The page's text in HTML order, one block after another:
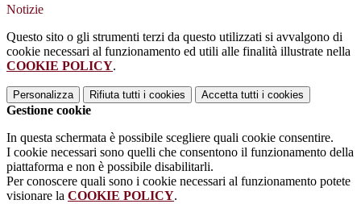
Notizie
Questo sito o gli strumenti terzi da questo utilizzati si avvalgono di
cookie necessari al funzionamento ed utili alle finalità illustrate nella
COOKIE POLICY.
Personalizza Rifiuta tutti i cookies Accetta tutti i cookies
Gestione cookie
In questa schermata è possibile scegliere quali cookie consentire.
I cookie necessari sono quelli che consentono il funzionamento della
piattaforma e non è possibile disabilitarli.
Per conoscere quali sono i cookie necessari al funzionamento potete
visionare la COOKIE POLICY.